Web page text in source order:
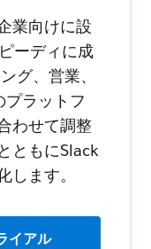
業向けに設
ーディに成
グ、営業、
ラットフ
わせて調整
ともにSlack
ます。
イアル